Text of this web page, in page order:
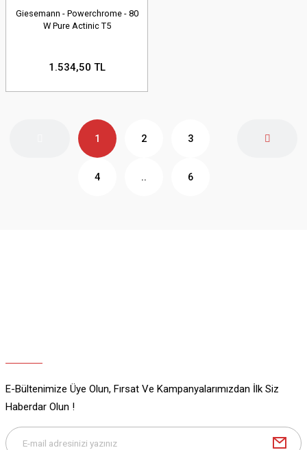
Giesemann - Powerchrome - 80
W Pure Actinic T5
1.534,50 TL
1 2 3
4 .. 6
E-Bültenimize Üye Olun, Fırsat Ve Kampanyalarımızdan İlk Siz
Haberdar Olun !